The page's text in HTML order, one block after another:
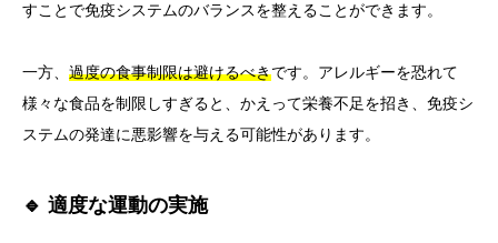
すことで免疫システムのバランスを整えることができます。
一方、 過度の食事制限は避けるべきです。アレルギーを恐れて
様々な食品を制限しすぎると、かえって栄養不足を招き、免疫シ
ステムの発達に悪影響を与える可能性があります。
🔹 適度な運動の実施